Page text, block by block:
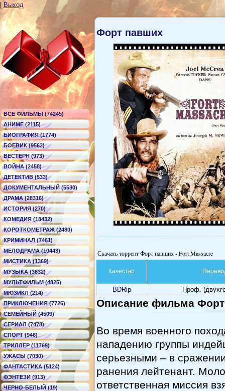
Выход
ВСЕ ФИЛЬМЫ (74245)
АНИМЕ (2115)
БИОГРАФИЯ (1774)
БОЕВИК (9562)
ВЕСТЕРН (973)
ВОЙНА (2458)
ДЕТЕКТИВ (533)
ДОКУМЕНТАЛЬНЫЙ (5530)
ДРАМА (28316)
ИСТОРИЯ (270)
КОМЕДИЯ (18432)
КОРОТКОМЕТРАЖ (2480)
КРИМИНАЛ (7461)
МЕЛОДРАМА (10443)
МИСТИКА (1369)
МУЗЫКА (3632)
МУЛЬТФИЛЬМ (4825)
МЮЗИКЛ (214)
ПРИКЛЮЧЕНИЯ (7726)
СЕМЕЙНЫЙ (4509)
СЕРИАЛ (7478)
СПОРТ (946)
ТРИЛЛЕР (11769)
УЖАСЫ (7030)
ФАНТАСТИКА (5124)
ФЭНТЕЗИ (913)
ЧЕРНО-БЕЛЫЙ (19)
Форт павших
Скачать торрент Форт павших - Fort Massacre
Качество
BDRip Проф.
Описание фильма
Во время военного
нападению группы
серьезными – в
ранения лейтенант.
ответственная миссия